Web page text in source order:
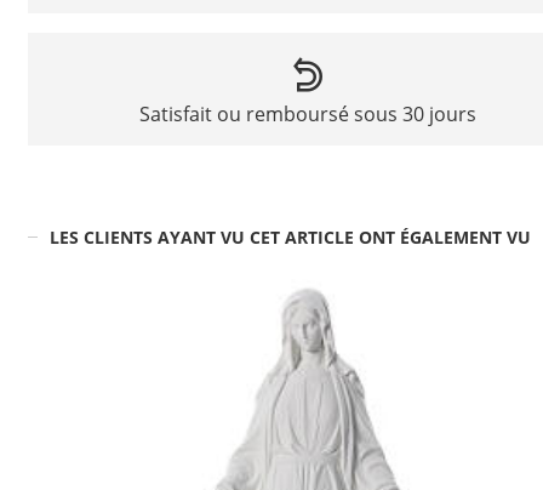
Satisfait ou remboursé sous 30 jours
LES CLIENTS AYANT VU CET ARTICLE ONT ÉGALEMENT VU